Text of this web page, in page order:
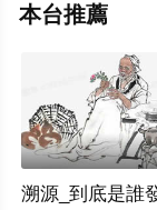
本台推薦
溯源_到底是誰